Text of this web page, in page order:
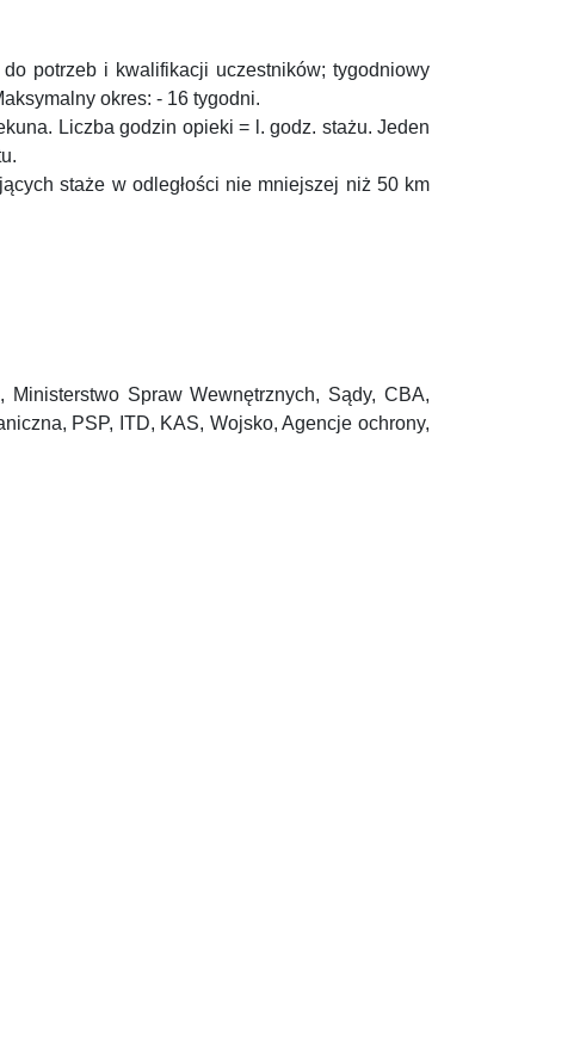
potrzeb i kwalifikacji uczestników; tygodniowy
okres: - 16 tygodni.
Liczba godzin opieki = l. godz. stażu. Jeden
staże w odległości nie mniejszej niż 50 km
Spraw Wewnętrznych, Sądy, CBA,
PSP, ITD, KAS, Wojsko, Agencje ochrony,